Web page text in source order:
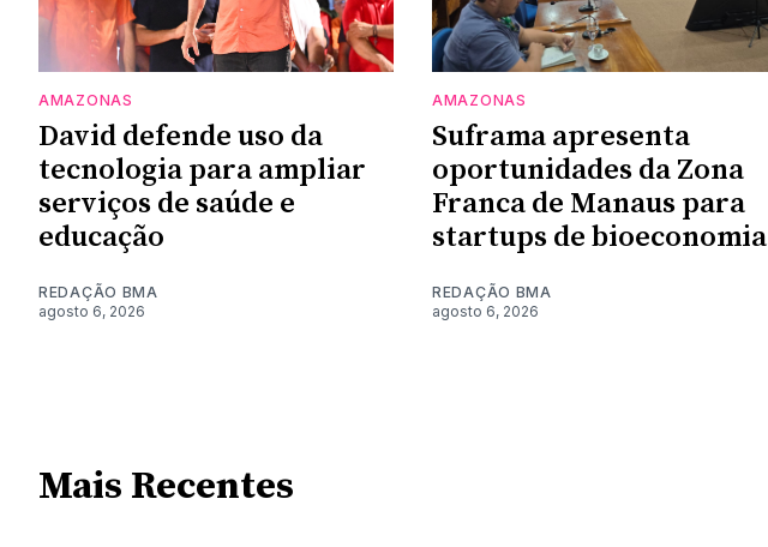
AMAZONAS
David defende uso da
tecnologia para ampliar
serviços de saúde e
educação
REDAÇÃO BMA
agosto 6, 2026
AMAZONAS
Suframa apresenta
oportunidades da Zona
Franca de Manaus para
startups de bioeconomia
REDAÇÃO BMA
agosto 6, 2026
Mais Recentes